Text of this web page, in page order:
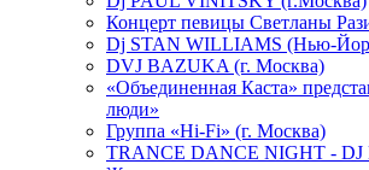
Концерт певицы Светланы
Dj STAN WILLIAMS (Нью-
DVJ BAZUKA (г. Москва)
«Объединенная Каста»
люди»
Группа «Hi-Fi» (г. Москва)
TRANCE DANCE NIGHT - DJ